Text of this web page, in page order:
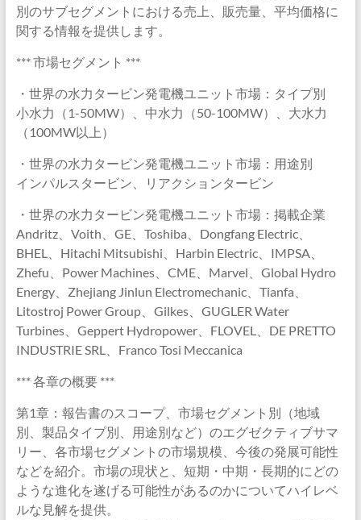
別のサブセグメントにおける売上、販売量、平均価格に
関する情報を提供します。
*** 市場セグメント ***
・世界の水力タービン発電機ユニット市場：タイプ別
小水力（1-50MW）、中水力（50-100MW）、大水力
（100MW以上）
・世界の水力タービン発電機ユニット市場：用途別
インパルスタービン、リアクションタービン
・世界の水力タービン発電機ユニット市場：掲載企業
Andritz、Voith、GE、Toshiba、Dongfang Electric、
BHEL、Hitachi Mitsubishi、Harbin Electric、IMPSA、
Zhefu、Power Machines、CME、Marvel、Global Hydro
Energy、Zhejiang Jinlun Electromechanic、Tianfa、
Litostroj Power Group、Gilkes、GUGLER Water
Turbines、Geppert Hydropower、FLOVEL、DE PRETTO
INDUSTRIE SRL、Franco Tosi Meccanica
*** 各章の概要 ***
第1章：報告書のスコープ、市場セグメント別（地域
別、製品タイプ別、用途別など）のエグゼクティブサマ
リー、各市場セグメントの市場規模、今後の発展可能性
などを紹介。市場の現状と、短期・中期・長期的にどの
ような進化を遂げる可能性があるのかについてハイレベ
ルな見解を提供。